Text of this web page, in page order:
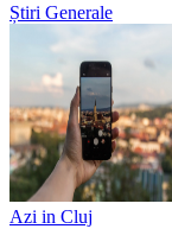
Știri Generale
Azi in Cluj